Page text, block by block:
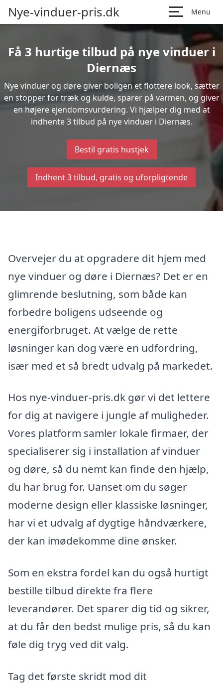
Nye-vinduer-pris.dk Menu
Få 3 hurtige tilbud på nye vinduer i
Diernæs
Nye vinduer og døre giver boligen et flottere look, sætter
en stopper for træk og kulde, sparer på varmen, og giver
en højere ejendomsvurdering. Vi hjælper dig med at
indhente 3 tilbud på nye vinduer i Diernæs.
Bestil gratis hustjek
Indhent 3 tilbud, gratis og uforpligtende
Overvejer du at opgradere dit hjem med
nye vinduer og døre i Diernæs? Det er en
glimrende beslutning, som både kan
forbedre boligens udseende og
energiforbruget. At vælge de rette
løsninger kan dog være en udfordring,
især med et så bredt udvalg på markedet.
Hos nye-vinduer-pris.dk gør vi det lettere
for dig at navigere i jungle af muligheder.
Vores platform samler lokale firmaer, der
specialiserer sig i installation af vinduer
og døre, så du nemt kan finde den hjælp,
du har brug for. Uanset om du søger
moderne design eller klassiske løsninger,
har vi et udvalg af dygtige håndværkere,
der kan imødekomme dine ønsker.
Som en ekstra fordel kan du også hurtigt
bestille tilbud direkte fra flere
leverandører. Det sparer dig tid og sikrer,
at du får den bedst mulige pris, så du kan
føle dig tryg ved dit valg.
Tag det første skridt mod dit